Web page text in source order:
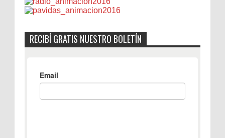
RECIBÍ GRATIS NUESTRO BOLETÍN